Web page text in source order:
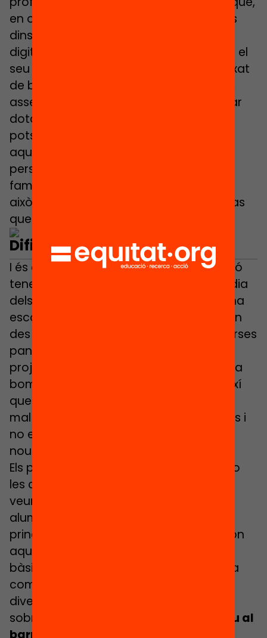
en opinió de Prats, han de ser respostes
dins de qualsevol estratègia de
digitalització. Sense oblidar les famílies i el
seu context, un actor habitualment deixat
de banda en aquest tipus de projectes,
assenyala. «Hi ha un gran esforç a enviar
dotació tecnològica als centres, però
potser hi ha desigualtats en totes
aquestes qüestions. A l’apartat de
persones, a l’acompanyament a les
famílies i sobretot en com s’avalua tot
això, quin reporti estem fent de cada pas
que es fa», analitza aquest expert.
Dificultats en la planificació
I és que les mancances en la planificació
tenen conseqüències directes al dia a dia
dels centres. J., coordinador digital a una
escola de Sabadell, explica com esperen
des de ja fa dos anys l’arribada de diverses
pantalles digitals. «Ara a l’escola tenim
projectors de tota la vida i el canvi d’una
bombeta per si mateix val 300 euros. Així
que estem malvivint amb projectors en
mal estat perquè arribarien les pantalles i
no ens compensava comprar-ne de
nous», relata.
Els problemes s’agreugen si els retards o
les comandes que no arriben tenen a
veure amb ordinadors portàtils per a
alumnes de secundària o batxillerat,
principalment en centres com el de J., on
aquests dispositius ja són la seva eina
bàsica de treball. Aquest docent explica
com aquesta situació s’ha donat en
diverses ocasions els darrers anys,
sobretot
quan arriba un estudiant nou al